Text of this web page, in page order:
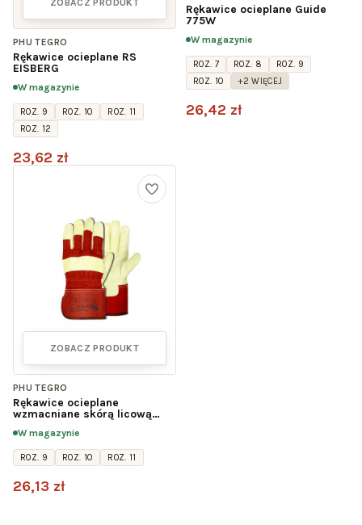
ZOBACZ PRODUKT
PHU TEGRO
Rękawice ocieplane RS
EISBERG
W magazynie
ROZ. 9 ROZ. 10
ROZ. 11
ROZ. 12
23,62 zł
Rękawice ocieplane Guide
775W
W magazynie
ROZ. 7 ROZ. 8
ROZ. 9
ROZ. 10
+2 WIĘCEJ
26,42 zł
ZOBACZ PRODUKT
PHU TEGRO
Rękawice ocieplane
wzmacniane skórą licową
W magazynie
ROZ. 9 ROZ. 10 ROZ. 11
26,13 zł